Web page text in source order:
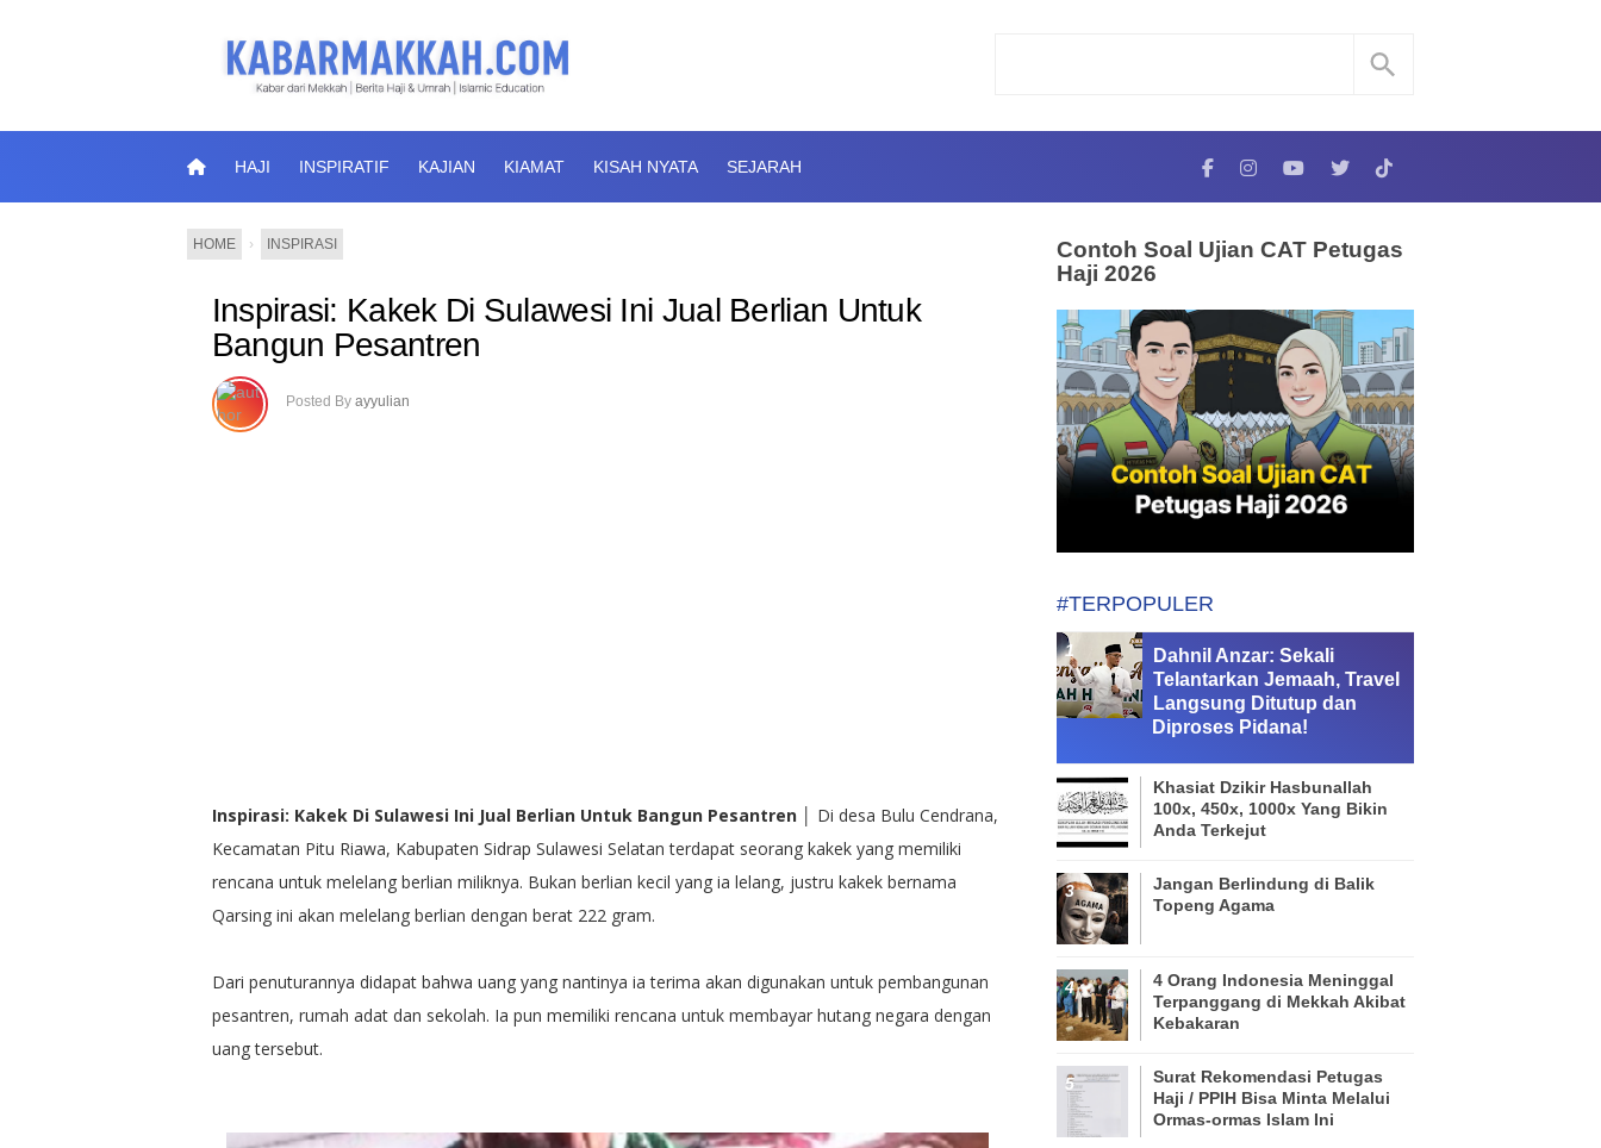
HAJI INSPIRATIF KAJIAN KIAMAT KISAH NYATA SEJARAH
HOME › INSPIRASI
Inspirasi: Kakek Di Sulawesi Ini Jual Berlian Untuk
Bangun Pesantren
Posted By ayyulian
Inspirasi: Kakek Di Sulawesi Ini Jual Berlian Untuk Bangun Pesantren│ Di desa Bulu Cendrana,
Kecamatan Pitu Riawa, Kabupaten Sidrap Sulawesi Selatan terdapat seorang kakek yang memiliki
rencana untuk melelang berlian miliknya. Bukan berlian kecil yang ia lelang, justru kakek bernama
Qarsing ini akan melelang berlian dengan berat 222 gram.
Dari penuturannya didapat bahwa uang yang nantinya ia terima akan digunakan untuk pembangunan
pesantren, rumah adat dan sekolah. Ia pun memiliki rencana untuk membayar hutang negara dengan
uang tersebut.
Contoh Soal Ujian CAT Petugas
Haji 2026
#TERPOPULER
Dahnil Anzar: Sekali
Telantarkan Jemaah, Travel
Langsung Ditutup dan
Diproses Pidana!
Khasiat Dzikir Hasbunallah
100x, 450x, 1000x Yang Bikin
Anda Terkejut
Jangan Berlindung di Balik
Topeng Agama
4 Orang Indonesia Meninggal
Terpanggang di Mekkah Akibat
Kebakaran
Surat Rekomendasi Petugas
Haji / PPIH Bisa Minta Melalui
Ormas-ormas Islam Ini